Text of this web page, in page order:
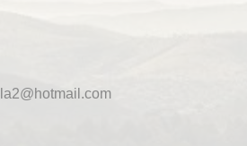
a2@hotmail.com